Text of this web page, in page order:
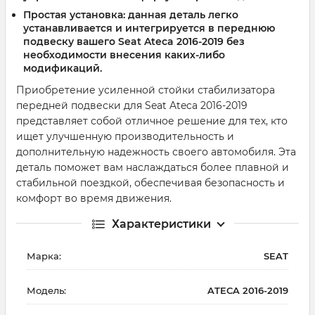
Простая установка: данная деталь легко
устанавливается и интегрируется в переднюю
подвеску вашего Seat Ateca 2016-2019 без
необходимости внесения каких-либо
модификаций.
Приобретение усиленной стойки стабилизатора
передней подвески для Seat Ateca 2016-2019
представляет собой отличное решение для тех, кто
ищет улучшенную производительность и
дополнительную надежность своего автомобиля. Эта
деталь поможет вам наслаждаться более плавной и
стабильной поездкой, обеспечивая безопасность и
комфорт во время движения.
Характеристики
Марка: SEAT
Модель: ATECA 2016-2019